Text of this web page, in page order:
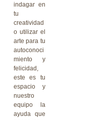
indagar en
tu
creatividad
o utilizar el
arte para tu
autoconoci
miento y
felicidad,
este es tu
espacio y
nuestro
equipo la
ayuda que